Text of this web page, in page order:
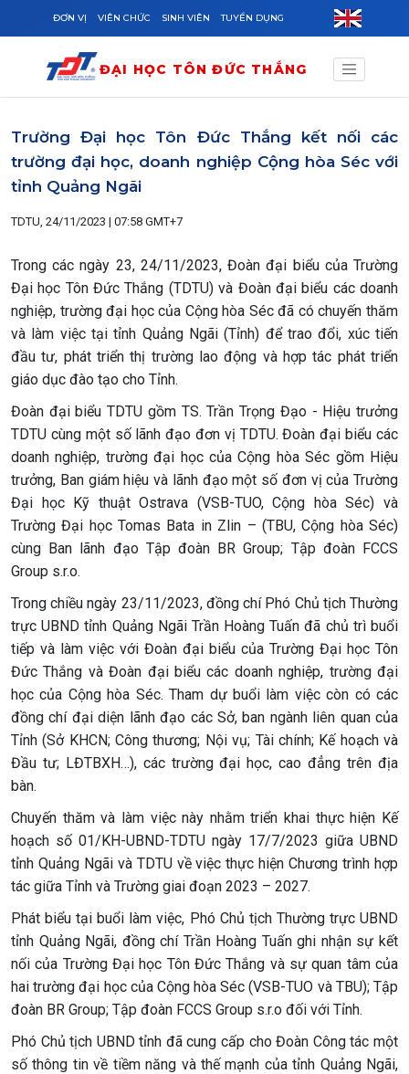
Skip to main content
ĐƠN VỊ VIÊN CHỨC SINH VIÊN TUYỂN DỤNG
ĐẠI HỌC TÔN ĐỨC THẮNG
Trường Đại học Tôn Đức Thắng kết nối các
trường đại học, doanh nghiệp Cộng hòa Séc với
tỉnh Quảng Ngãi
TDTU, 24/11/2023 | 07:58 GMT+7
Trong các ngày 23, 24/11/2023, Đoàn đại biểu của Trường
Đại học Tôn Đức Thắng (TDTU) và Đoàn đại biểu các doanh
nghiệp, trường đại học của Cộng hòa Séc đã có chuyến thăm
và làm việc tại tỉnh Quảng Ngãi (Tỉnh) để trao đổi, xúc tiến
đầu tư, phát triển thị trường lao động và hợp tác phát triển
giáo dục đào tạo cho Tỉnh.
Đoàn đại biểu TDTU gồm TS. Trần Trọng Đạo - Hiệu trưởng
TDTU cùng một số lãnh đạo đơn vị TDTU. Đoàn đại biểu các
doanh nghiệp, trường đại học của Cộng hòa Séc gồm Hiệu
trưởng, Ban giám hiệu và lãnh đạo một số đơn vị của Trường
Đại học Kỹ thuật Ostrava (VSB-TUO, Cộng hòa Séc) và
Trường Đại học Tomas Bata in Zlin – (TBU, Cộng hòa Séc)
cùng Ban lãnh đạo Tập đoàn BR Group; Tập đoàn FCCS
Group s.r.o.
Trong chiều ngày 23/11/2023, đồng chí Phó Chủ tịch Thường
trực UBND tỉnh Quảng Ngãi Trần Hoàng Tuấn đã chủ trì buổi
tiếp và làm việc với Đoàn đại biểu của Trường Đại học Tôn
Đức Thắng và Đoàn đại biểu các doanh nghiệp, trường đại
học của Cộng hòa Séc. Tham dự buổi làm việc còn có các
đồng chí đại diện lãnh đạo các Sở, ban ngành liên quan của
Tỉnh (Sở KHCN; Công thương; Nội vụ; Tài chính; Kế hoạch và
Đầu tư; LĐTBXH…), các trường đại học, cao đẳng trên địa
bàn.
Chuyến thăm và làm việc này nhằm triển khai thực hiện Kế
hoạch số 01/KH-UBND-TDTU ngày 17/7/2023 giữa UBND
tỉnh Quảng Ngãi và TDTU về việc thực hiện Chương trình hợp
tác giữa Tỉnh và Trường giai đoạn 2023 – 2027.
Phát biểu tại buổi làm việc, Phó Chủ tịch Thường trực UBND
tỉnh Quảng Ngãi, đồng chí Trần Hoàng Tuấn ghi nhận sự kết
nối của Trường Đại học Tôn Đức Thắng và sự quan tâm của
hai trường đại học của Cộng hòa Séc (VSB-TUO và TBU); Tập
đoàn BR Group; Tập đoàn FCCS Group s.r.o đối với Tỉnh.
Phó Chủ tịch UBND tỉnh đã cung cấp cho Đoàn Công tác một
số thông tin về tiềm năng và thế mạnh của tỉnh Quảng Ngãi,